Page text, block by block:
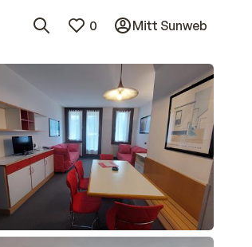
0 Mitt Sunweb